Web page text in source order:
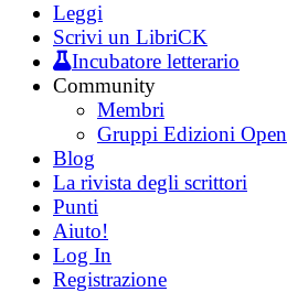
Leggi
Scrivi un LibriCK
Incubatore letterario
Community
Membri
Gruppi Edizioni Open
Blog
La rivista degli scrittori
Punti
Aiuto!
Log In
Registrazione